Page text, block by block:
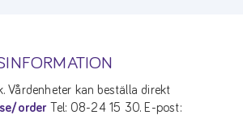
Vårdenheter kan beställa direkt
orderTel: 08-24 15 30. E-post: